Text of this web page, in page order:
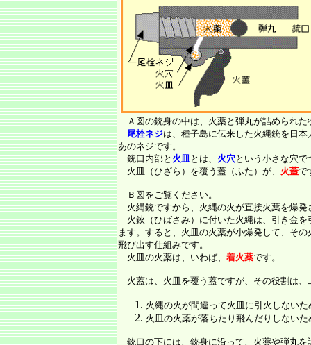
Ａ図の銃身の中は、火薬と弾丸が詰められた
尾栓ネジは、種子島に伝来した火縄銃を日
あのネジです。
銃口内部と 火皿とは、 火穴という小さな穴
火皿（ひざら）を覆う蓋（ふた）が、 火蓋で
Ｂ図をご覧ください。
火縄銃ですから、火縄の火が直接火薬を爆発
火鋏（ひばさみ）に付いた火縄は、引き金
ます。すると、火皿の火薬が小爆発して、そ
飛び出す仕組みです。
火皿の火薬は、いわば、 着火薬です。
火蓋は、火皿を覆う蓋ですが、その役割は、
火縄の火が間違って火皿に引火しない
火皿の火薬が落ちたり飛んだりしないた
銃口の下には、銃身に沿って、火薬や弾丸